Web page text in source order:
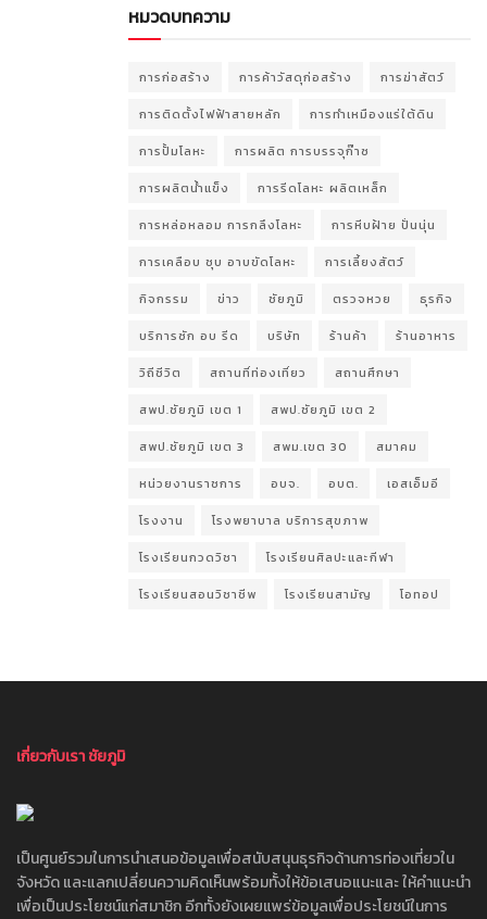
หมวดบทความ
การก่อสร้าง การค้าวัสดุก่อสร้าง การฆ่าสัตว์
การติดตั้งไฟฟ้าสายหลัก การทำเหมืองแร่ใต้ดิน
การปั้มโลหะ การผลิต การบรรจุก๊าซ
การผลิตน้ำแข็ง การรีดโลหะ ผลิตเหล็ก
การหล่อหลอม การกลึงโลหะ การหีบฝ้าย ปั่นนุ่น
การเคลือบ ชุบ อาบขัดโลหะ การเลี้ยงสัตว์
กิจกรรม ข่าว ชัยภูมิ ตรวจหวย ธุรกิจ
บริการซัก อบ รีด บริษัท ร้านค้า ร้านอาหาร
วิถีชีวิต สถานที่ท่องเที่ยว สถานศึกษา
สพป.ชัยภูมิ เขต 1 สพป.ชัยภูมิ เขต 2
สพป.ชัยภูมิ เขต 3 สพม.เขต 30 สมาคม
หน่วยงานราชการ อบจ. อบต. เอสเอ็มอี
โรงงาน โรงพยาบาล บริการสุขภาพ
โรงเรียนกวดวิชา โรงเรียนศิลปะและกีฬา
โรงเรียนสอนวิชาชีพ โรงเรียนสามัญ โอทอป
เกี่ยวกับเรา ชัยภูมิ
เป็นศูนย์รวมในการนำเสนอข้อมูลเพื่อสนับสนุนธุรกิจด้านการท่องเที่ยวใน
จังหวัด และแลกเปลี่ยนความคิดเห็นพร้อมทั้งให้ข้อเสนอแนะและ ให้คำแนะนำ
เพื่อเป็นประโยชน์แก่สมาชิก อีกทั้งยังเผยแพร่ข้อมูลเพื่อประโยชน์ในการ